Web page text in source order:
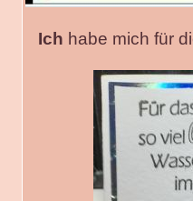
Ich habe mich für